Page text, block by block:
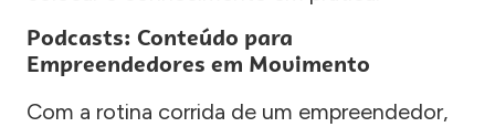
Podcasts: Conteúdo para
Empreendedores em Movimento
Com a rotina corrida de um empreendedor,